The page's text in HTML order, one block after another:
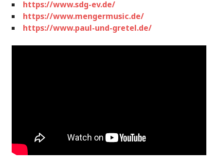
https://www.sdg-ev.de/
https://www.mengermusic.de/
https://www.paul-und-gretel.de/